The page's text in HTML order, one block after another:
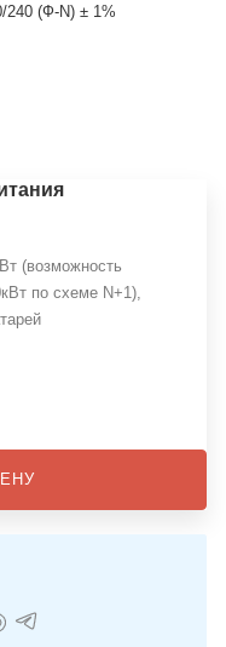
240 (Ф-N) ± 1%
(возможность
по схеме N+1),